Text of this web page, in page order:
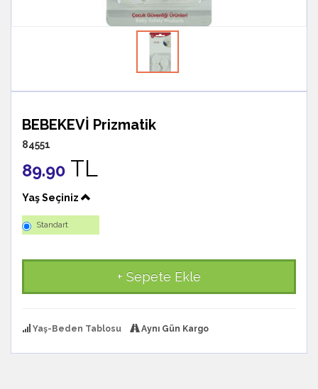
BEBEKEVİ Prizmatik
84551
89.90 TL
Yaş Seçiniz
Standart
+ Sepete Ekle
Yaş-Beden Tablosu Aynı Gün Kargo